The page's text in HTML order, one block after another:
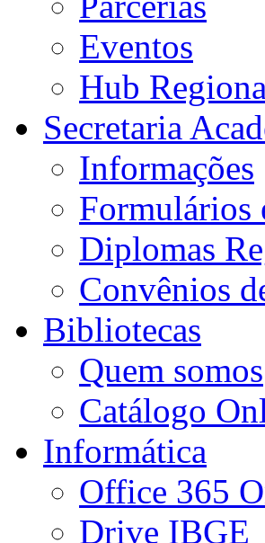
Eventos
Hub
Secretaria
Informações
Formulários
Diplomas
Convênios
Bibliotecas
Quem somos
Catálogo
Informática
Office 365
Drive IBGE